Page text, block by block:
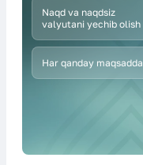
Naqd va naqdsiz
valyutani yechib olish
Har qanday maqsadda